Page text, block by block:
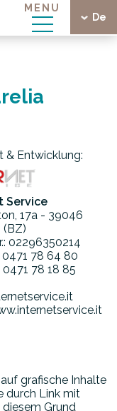
De
MENU
& Entwicklung:
Service
17a - 39046
(BZ)
02296350214
0471 78 64 80
0471 78 18 85
grafische Inhalte
durch Link mit
Grund